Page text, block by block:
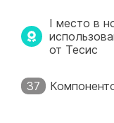
I место в
от Тесис
37